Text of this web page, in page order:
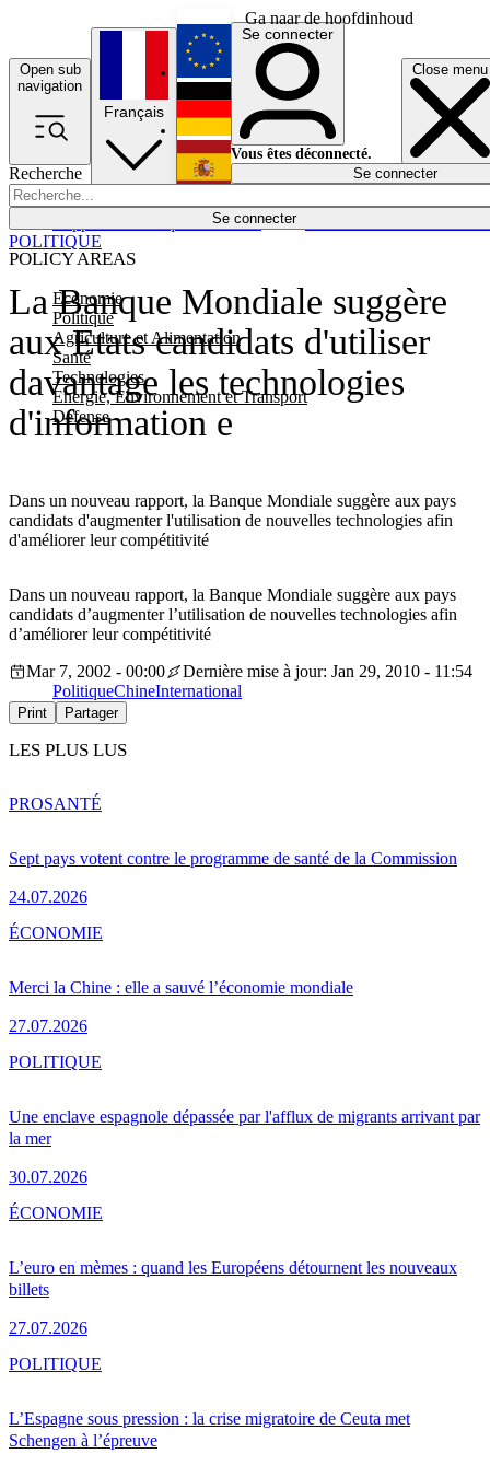
Ga naar de hoofdinhoud
Open sub
navigation
Close menu
Recherche
Se connecter
POLICY AREAS
Economie
Politique
Agriculture et Alimentation
Santé
Technologies
Energie, Environnement et Transport
Défense
Économie
Français
English
Deutsch
Español
Se connecter
Vous êtes déconnecté.
Se connecter
La Banque Mondiale suggère
aux Etats candidats d'utiliser
davantage les technologies
d'information e
Dans un nouveau rapport, la Banque Mondiale suggère aux pays
candidats d'augmenter l'utilisation de nouvelles technologies afin
d'améliorer leur compétitivité
POLITIQUE
Dans un nouveau rapport, la Banque Mondiale suggère aux pays
candidats d’augmenter l’utilisation de nouvelles technologies afin
d’améliorer leur compétitivité
Mar 7, 2002 - 00:00
Dernière mise à jour: Jan 29, 2010 - 11:54
PolitiqueChineInternational
Print Partager
LES PLUS LUS
Sept pays votent contre le programme de santé de la Commission
24.07.2026
PROSANTÉ
Merci la Chine : elle a sauvé l’économie mondiale
27.07.2026
ÉCONOMIE
Une enclave espagnole dépassée par l'afflux de migrants arrivant par
la mer
30.07.2026
POLITIQUE
L’euro en mèmes : quand les Européens détournent les nouveaux
billets
27.07.2026
ÉCONOMIE
L’Espagne sous pression : la crise migratoire de Ceuta met
Schengen à l’épreuve
POLITIQUE